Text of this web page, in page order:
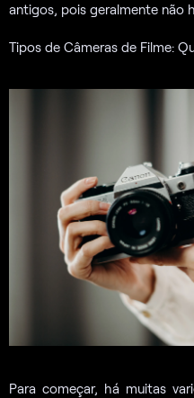
antigos, pois geralmente não
Tipos de Câmeras de Filme:
Para começar, há muitas